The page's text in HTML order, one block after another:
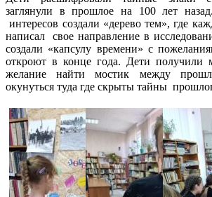
заглянули в прошлое на 100 лет
интересов создали «дерево тем», где
написал свое направление в
создали «капсулу времени» с
откроют в конце года. Дети получили
желание найти мостик между
окунуться туда где скрыты тайны